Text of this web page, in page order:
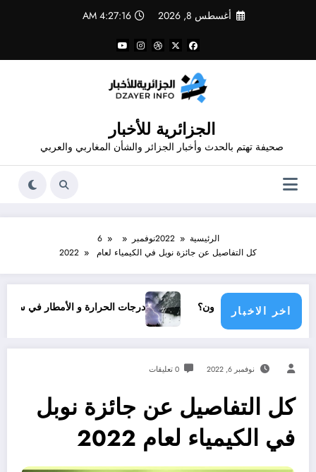
أغسطس 8, 2026 4:27:16 AM
الجزائرية للأخبار
صحيفة تهتم بالحدث وأخبار الجزائر والشأن المغاربي والعربي
الرئيسية 2022نوفمبر
6
كل التفاصيل عن جائزة نوبل في الكيمياء لعام 2022
اخر الاخبار
يناشدون؟ درجات الحرارة و الأمطار في سبتمبر 2026 في الجزائر
نوفمبر 6, 2022 0 تعليقات
كل التفاصيل عن جائزة نوبل
في الكيمياء لعام 2022